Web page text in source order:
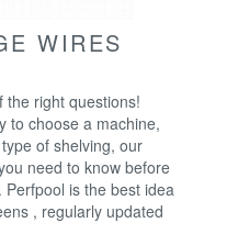
WIRES
the right questions!
to choose a machine,
of shelving, our
need to know before
is the best idea
, regularly updated